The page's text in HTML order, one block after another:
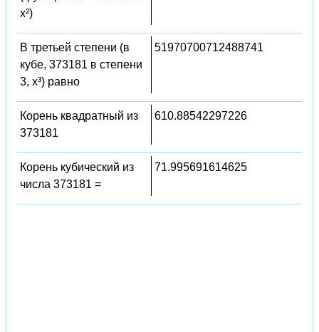
x²)
В третьей степени (в
кубе, 373181 в степени
3, x³) равно
51970700712488741
Корень квадратный из
373181
610.88542297226
Корень кубический из
числа 373181 =
71.995691614625